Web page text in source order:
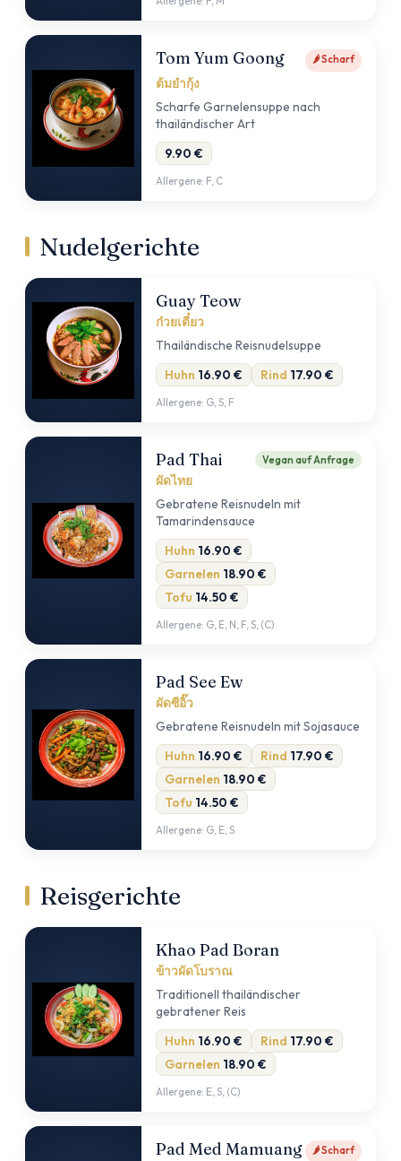
Tom Yum Goong 🌶 Scharf
ต้มยำกุ้ง
Scharfe Garnelensuppe nach
thailändischer Art
9.90 €
Allergene: F, C
Nudelgerichte
Guay Teow
ก๋วยเตี๋ยว
Thailändische Reisnudelsuppe
Huhn 16.90 € Rind 17.90 €
Allergene: G, S, F
Pad Thai Vegan auf Anfrage
ผัดไทย
Gebratene Reisnudeln mit
Tamarindensauce
Huhn 16.90 €
Garnelen 18.90 €
Tofu 14.50 €
Allergene: G, E, N, F, S, (C)
Pad See Ew
ผัดซีอิ๊ว
Gebratene Reisnudeln mit Sojasauce
Huhn 16.90 € Rind 17.90 €
Garnelen 18.90 €
Tofu 14.50 €
Allergene: G, E, S
Reisgerichte
Khao Pad Boran
ข้าวผัดโบราณ
Traditionell thailändischer
gebratener Reis
Huhn 16.90 € Rind 17.90 €
Garnelen 18.90 €
Allergene: E, S, (C)
Pad Med Mamuang 🌶 Scharf